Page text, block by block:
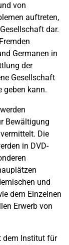
von
auftreten,
dar.
Germanen in
der
Gesellschaft
geben kann.
Bewältigung
Die
in DVD-
und
dem Einzelnen
Erwerb von
dem Institut für